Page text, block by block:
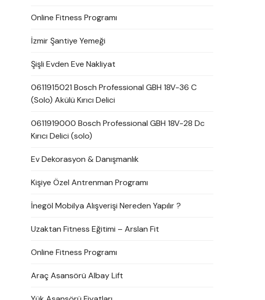
Online Fitness Programı
İzmir Şantiye Yemeği
Şişli Evden Eve Nakliyat
0611915021 Bosch Professional GBH 18V-36 C
(Solo) Akülü Kırıcı Delici
0611919000 Bosch Professional GBH 18V-28 Dc
Kırıcı Delici (solo)
Ev Dekorasyon & Danışmanlık
Kişiye Özel Antrenman Programı
İnegöl Mobilya Alışverişi Nereden Yapılır ?
Uzaktan Fitness Eğitimi – Arslan Fit
Online Fitness Programı
Araç Asansörü Albay Lift